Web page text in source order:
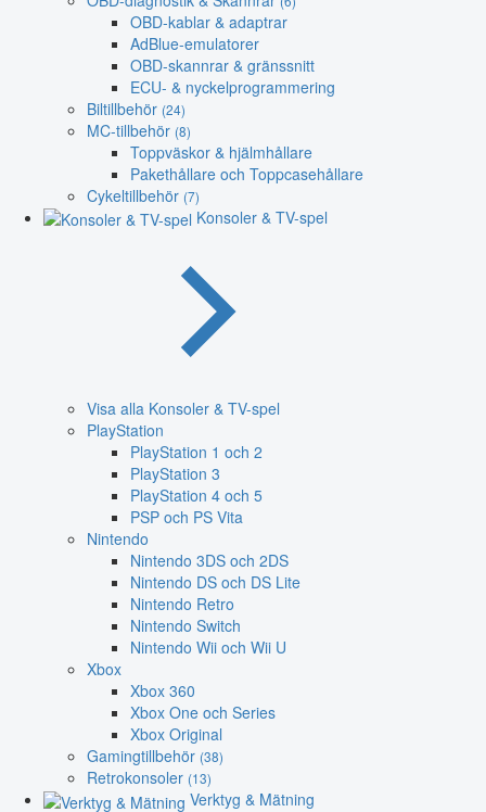
OBD-kablar & adaptrar
AdBlue-emulatorer
OBD-skannrar & gränssnitt
ECU- & nyckelprogrammering
Biltillbehör (24)
MC-tillbehör (8)
Toppväskor & hjälmhållare
Pakethållare och Toppcasehållare
Cykeltillbehör (7)
Konsoler & TV-spel
Visa alla Konsoler & TV-spel
PlayStation
PlayStation 1 och 2
PlayStation 3
PlayStation 4 och 5
PSP och PS Vita
Nintendo
Nintendo 3DS och 2DS
Nintendo DS och DS Lite
Nintendo Retro
Nintendo Switch
Nintendo Wii och Wii U
Xbox
Xbox 360
Xbox One och Series
Xbox Original
Gamingtillbehör (38)
Retrokonsoler (13)
Verktyg & Mätning